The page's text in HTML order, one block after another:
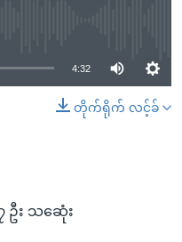
available
4:32
တိုက်ရိုက် လင့်ခ်
း သဆေုံး